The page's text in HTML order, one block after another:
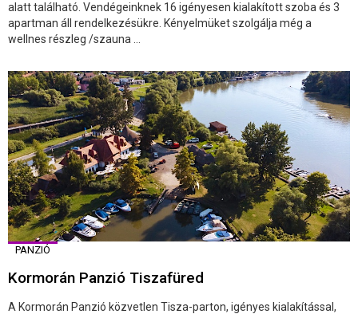
alatt található. Vendégeinknek 16 igényesen kialakított szoba és 3
apartman áll rendelkezésükre. Kényelmüket szolgálja még a
wellnes részleg /szauna ...
PANZIÓ
Kormorán Panzió Tiszafüred
A Kormorán Panzió közvetlen Tisza-parton, igényes kialakítással,